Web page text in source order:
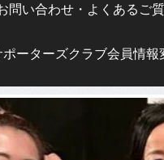
問い合わせ・よくあるご
ポーターズクラブ会員情報